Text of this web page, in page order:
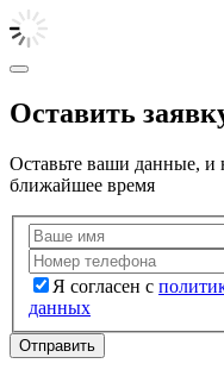
Оставить
Оставьте ваши данные, и
ближайшее время
Я согласен с
данных
Отправить